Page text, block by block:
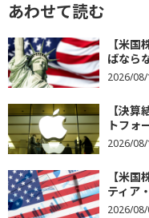
あわせて読む
【米
ばなら
2026/
【決
トフォ
2026/
【米
ティア
2026/